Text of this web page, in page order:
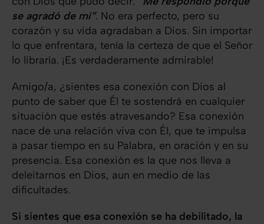
se agradó de mí”. No era perfecto, pero su
corazón y su vida agradaban a Dios. Sin importar
lo que enfrentara, tenía la certeza de que el Señor
lo libraría. ¡Es verdaderamente admirable!
Amigo/a, ¿sientes esa conexión con Dios al
punto de saber que Él te sostendrá en cualquier
situación que estés atravesando? Esa conexión
nace de una relación viva con Él, que te impulsa
a pasar tiempo en su Palabra, en oración y en su
presencia. Esa conexión es la que nos lleva a
deleitarnos en Dios, aun en medio de las
dificultades.
Si sientes que esa conexión se ha debilitado, la